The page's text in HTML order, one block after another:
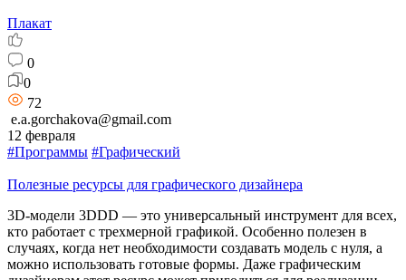
Плакат
0
0
72
e.a.gorchakova@gmail.com
12 февраля
#Программы #Графический
Полезные ресурсы для графического дизайнера
3D-модели 3DDD — это универсальный инструмент для всех,
кто работает с трехмерной графикой. Особенно полезен в
случаях, когда нет необходимости создавать модель с нуля, а
можно использовать готовые формы. Даже графическим